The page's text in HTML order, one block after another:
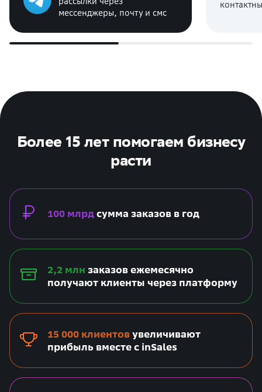
мессенджеры, почту и смс
Более 15 лет помогаем бизнесу
расти
100 млрд сумма заказов в год
2,2 млн заказов ежемесячно
получают клиенты через платформу
15 000 клиентов увеличивают
прибыль вместе с inSales